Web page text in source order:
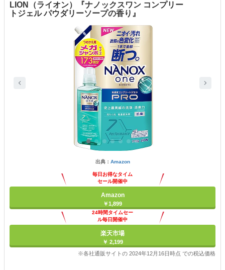
LION（ライオン）『ナノックスワン コンプリー
トジェル パウダリーソープの香り』
出典： Amazon
毎日お得なタイム
セール開催中
Amazon
￥1,899
24時間タイムセー
ル毎日開催中
楽天市場
￥ 2,199
※各社通販サイトの 2024年12月16日時点 での税込価格